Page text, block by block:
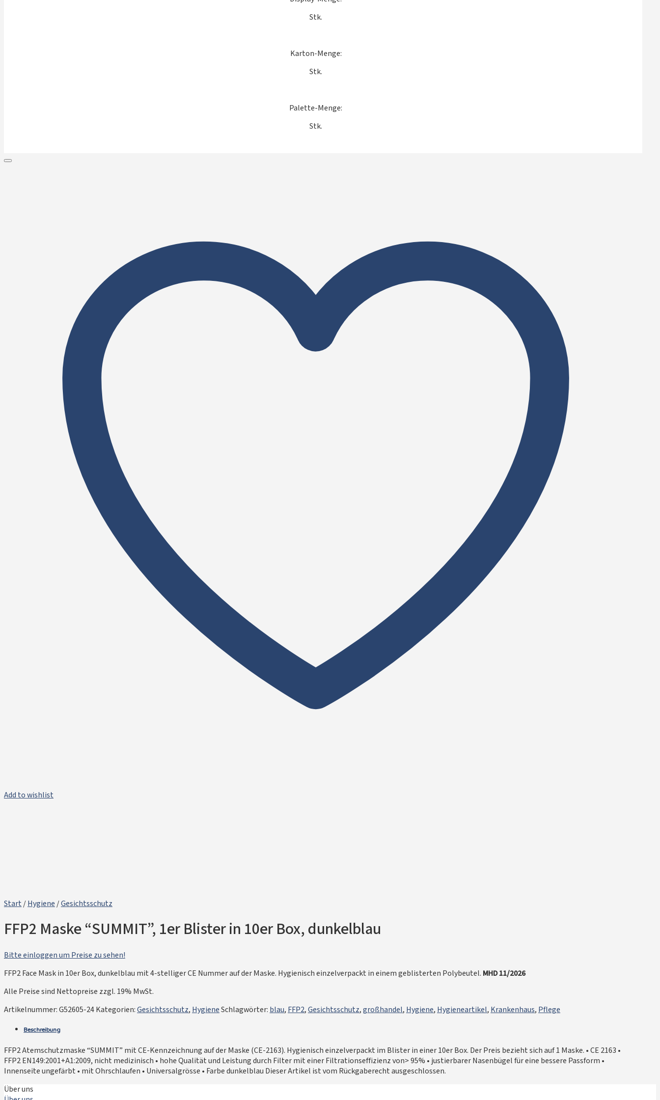
Stk.
Karton-Menge:
Stk.
Palette-Menge:
Stk.
Add to wishlist
Start/Hygiene /Gesichtsschutz
FFP2 Maske “SUMMIT”, 1er Blister in 10er Box, dunkelblau
Bitte einloggen um Preise zu sehen!
FFP2 Face Mask in 10er Box, dunkelblau mit 4-stelliger CE Nummer auf der Maske. Hygienisch einzelverpackt in einem geblisterten Polybeutel. MHD 11/2026
Alle Preise sind Nettopreise zzgl. 19% MwSt.
Artikelnummer:G52605-24Kategorien:Gesichtsschutz, HygieneSchlagwörter: blau, FFP2,Gesichtsschutz,großhandel, Hygiene, Hygieneartikel, Krankenhaus, Pflege
Beschreibung
FFP2 Atemschutzmaske “SUMMIT” mit CE-Kennzeichnung auf der Maske (CE-2163). Hygienisch einzelverpackt im Blister in einer 10er Box. Der Preis bezieht sich auf 1 Maske. • CE 2163 •
FFP2 EN149:2001+A1:2009, nicht medizinisch • hohe Qualität und Leistung durch Filter mit einer Filtrationseffizienz von> 95% • justierbarer Nasenbügel für eine bessere Passform •
Innenseite ungefärbt • mit Ohrschlaufen • Universalgrösse • Farbe dunkelblau Dieser Artikel ist vom Rückgaberecht ausgeschlossen.
Über uns